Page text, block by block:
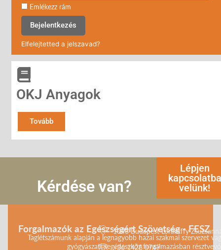
Emlékezz rám
Bejelentkezés
Elfelejtetted a jelszavad?
OKJ Anyagok
Tovább
Kérdése van?
Lépjen
kapcsolatba
velünk!
Forgalmazók az Egészségért Szövetség - FESZ
Taglétszámunk alapján a legnagyobb hazai szakmai szervezet
gyógyászati segédeszköz forgalmazásban
1043 Budapest Lorántffy
+36 1428 0747